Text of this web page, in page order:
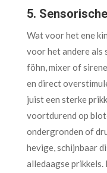
5.
Wat voor het ene
voor het andere als
föhn, mixer of
en direct
juist een sterke
voortdurend op
ondergronden of
hevige, schijnbaar
alledaagse